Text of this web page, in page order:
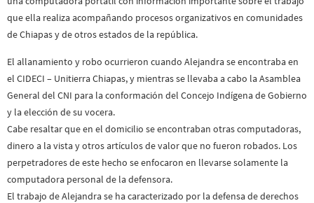
que ella realiza acompañando procesos organizativos en comunidades
de Chiapas y de otros estados de la república.
El allanamiento y robo ocurrieron cuando Alejandra se encontraba en
el CIDECI – Unitierra Chiapas, y mientras se llevaba a cabo la Asamblea
General del CNI para la conformación del Concejo Indígena de Gobierno
y la elección de su vocera.
Cabe resaltar que en el domicilio se encontraban otras computadoras,
dinero a la vista y otros artículos de valor que no fueron robados. Los
perpetradores de este hecho se enfocaron en llevarse solamente la
computadora personal de la defensora.
El trabajo de Alejandra se ha caracterizado por la defensa de derechos